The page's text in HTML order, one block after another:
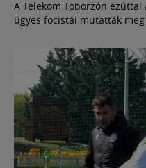
A Telekom Toborzón ezúttal
ügyes focistái mutatták